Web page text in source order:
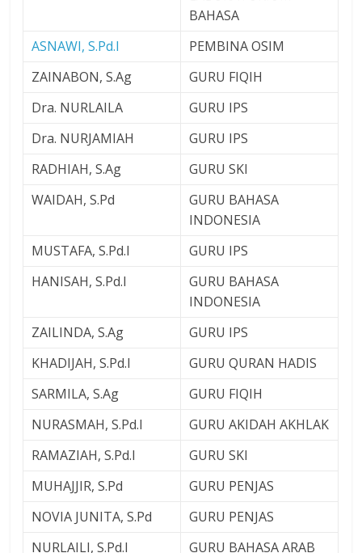
BAHASA
ASNAWI, S.Pd.I
PEMBINA OSIM
ZAINABON, S.Ag
GURU FIQIH
Dra. NURLAILA
GURU IPS
Dra. NURJAMIAH
GURU IPS
RADHIAH, S.Ag
GURU SKI
WAIDAH, S.Pd
GURU BAHASA
INDONESIA
MUSTAFA, S.Pd.I
GURU IPS
HANISAH, S.Pd.I
GURU BAHASA
INDONESIA
ZAILINDA, S.Ag
GURU IPS
KHADIJAH, S.Pd.I
GURU QURAN HADIS
SARMILA, S.Ag
GURU FIQIH
NURASMAH, S.Pd.I
GURU AKIDAH AKHLAK
RAMAZIAH, S.Pd.I
GURU SKI
MUHAJJIR, S.Pd
GURU PENJAS
NOVIA JUNITA, S.Pd
GURU PENJAS
NURLAILI, S.Pd.I
GURU BAHASA ARAB